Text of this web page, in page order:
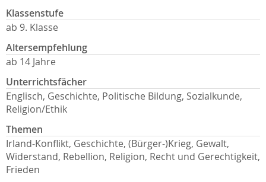
Klassenstufe
ab 9. Klasse
Altersempfehlung
ab 14 Jahre
Unterrichtsfächer
Englisch, Geschichte, Politische Bildung, Sozialkunde,
Religion/Ethik
Themen
Irland-Konflikt, Geschichte, (Bürger-)Krieg, Gewalt,
Widerstand, Rebellion, Religion, Recht und Gerechtigkeit,
Frieden